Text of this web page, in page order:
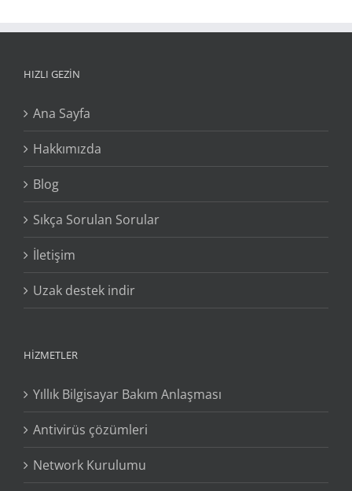
HIZLI GEZİN
Ana Sayfa
Hakkımızda
Blog
Sıkça Sorulan Sorular
İletişim
Uzak destek indir
HIZMETLER
Yıllık Bilgisayar Bakım Anlaşması
Antivirüs çözümleri
Network Kurulumu